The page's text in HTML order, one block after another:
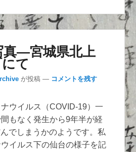
真―宮城県北上
て
が投稿 — コメントを残す
ウイルス（COVID-19）一
もなく発生から9年半が経
でしまうかのようです。私
イルス下の仙台の様子を記